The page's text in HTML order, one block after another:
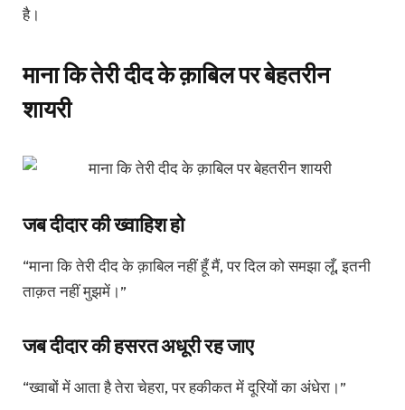
है।
माना कि तेरी दीद के क़ाबिल पर बेहतरीन
शायरी
जब दीदार की ख्वाहिश हो
“माना कि तेरी दीद के क़ाबिल नहीं हूँ मैं, पर दिल को समझा लूँ, इतनी
ताक़त नहीं मुझमें।”
जब दीदार की हसरत अधूरी रह जाए
“ख्वाबों में आता है तेरा चेहरा, पर हकीकत में दूरियों का अंधेरा।”